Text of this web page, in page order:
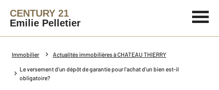
CENTURY 21
Emilie Pelletier
Immobilier Actualités immobilières à CHATEAU THIERRY
Le versement d’un dépôt de garantie pour l'achat d'un bien est-il
obligatoire?